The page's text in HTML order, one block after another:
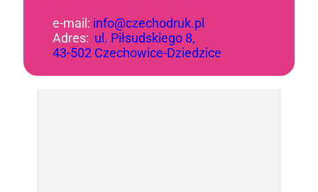
e-mail: info@czechodruk.pl
Adres: ul. Piłsudskiego 8,
43-502 Czechowice-Dziedzice